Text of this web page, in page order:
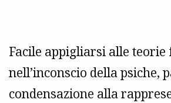
Facile appigliarsi alle teorie
nell’inconscio della psiche,
condensazione alla